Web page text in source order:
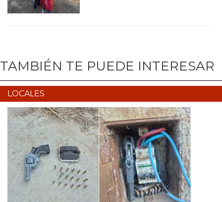
TAMBIÉN TE PUEDE INTERESAR
LOCALES